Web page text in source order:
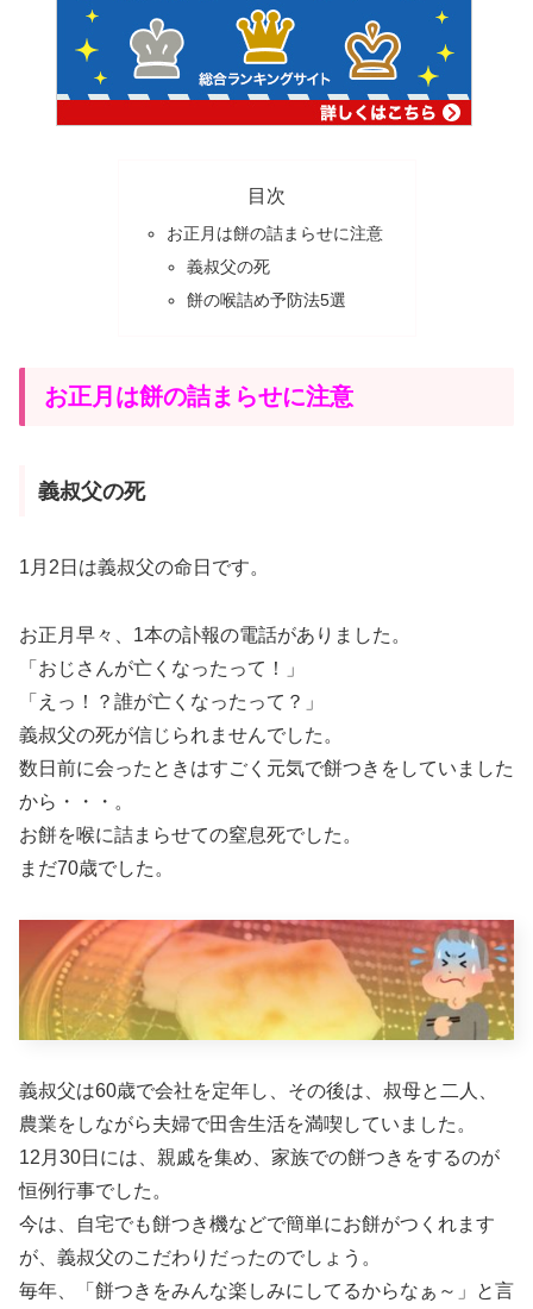
目次
お正月は餅の詰まらせに注意
義叔父の死
餅の喉詰め予防法5選
お正月は餅の詰まらせに注意
義叔父の死
1月2日は義叔父の命日です。
お正月早々、1本の訃報の電話がありました。
「おじさんが亡くなったって！」
「えっ！？誰が亡くなったって？」
義叔父の死が信じられませんでした。
数日前に会ったときはすごく元気で餅つきをしていました
から・・・。
お餅を喉に詰まらせての窒息死でした。
まだ70歳でした。
義叔父は60歳で会社を定年し、その後は、叔母と二人、
農業をしながら夫婦で田舎生活を満喫していました。
12月30日には、親戚を集め、家族での餅つきをするのが
恒例行事でした。
今は、自宅でも餅つき機などで簡単にお餅がつくれます
が、義叔父のこだわりだったのでしょう。
毎年、「餅つきをみんな楽しみにしてるからなぁ～」と言